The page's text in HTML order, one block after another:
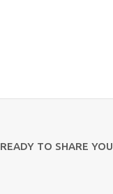
TO SHARE